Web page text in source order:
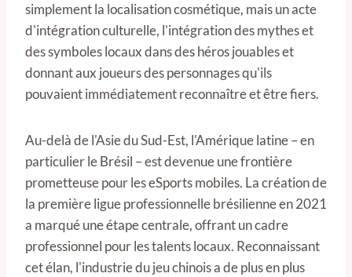
simplement la localisation cosmétique, mais un acte
d'intégration culturelle, l'intégration des mythes et
des symboles locaux dans des héros jouables et
donnant aux joueurs des personnages qu'ils
pouvaient immédiatement reconnaître et être fiers.
Au-delà de l'Asie du Sud-Est, l'Amérique latine – en
particulier le Brésil – est devenue une frontière
prometteuse pour les eSports mobiles. La création de
la première ligue professionnelle brésilienne en 2021
a marqué une étape centrale, offrant un cadre
professionnel pour les talents locaux. Reconnaissant
cet élan, l'industrie du jeu chinois a de plus en plus